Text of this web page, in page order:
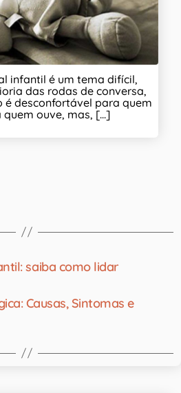
infantil é um tema difícil,
das rodas de conversa,
é desconfortável para quem
ouve, mas, [...]
saiba como lidar
Causas, Sintomas e